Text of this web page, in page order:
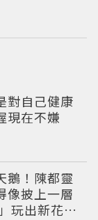
對自己健康
現在不嫌
鵝！陳都靈
像披上一層
玩出新花樣